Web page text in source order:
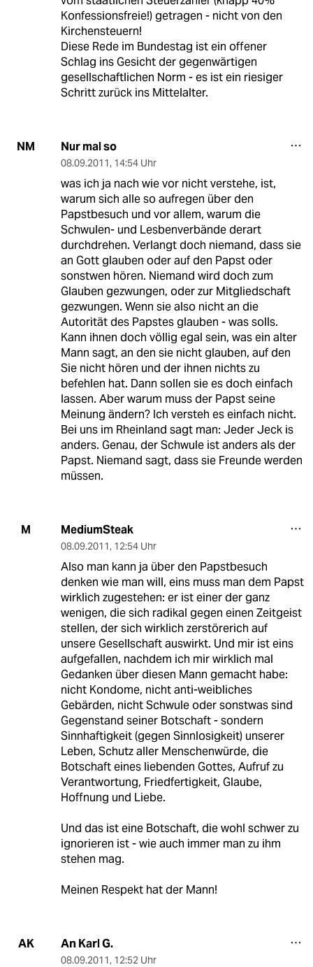
Konfessionsfreie!) getragen - nicht von den
Kirchensteuern!
Diese Rede im Bundestag ist ein offener
Schlag ins Gesicht der gegenwärtigen
gesellschaftlichen Norm - es ist ein riesiger
Schritt zurück ins Mittelalter.
NM Nur mal so
08.09.2011, 14:54 Uhr
was ich ja nach wie vor nicht verstehe, ist,
warum sich alle so aufregen über den
Papstbesuch und vor allem, warum die
Schwulen- und Lesbenverbände derart
durchdrehen. Verlangt doch niemand, dass sie
an Gott glauben oder auf den Papst oder
sonstwen hören. Niemand wird doch zum
Glauben gezwungen, oder zur Mitgliedschaft
gezwungen. Wenn sie also nicht an die
Autorität des Papstes glauben - was solls.
Kann ihnen doch völlig egal sein, was ein alter
Mann sagt, an den sie nicht glauben, auf den
Sie nicht hören und der ihnen nichts zu
befehlen hat. Dann sollen sie es doch einfach
lassen. Aber warum muss der Papst seine
Meinung ändern? Ich versteh es einfach nicht.
Bei uns im Rheinland sagt man: Jeder Jeck is
anders. Genau, der Schwule ist anders als der
Papst. Niemand sagt, dass sie Freunde werden
müssen.
M MediumSteak
08.09.2011, 12:54 Uhr
Also man kann ja über den Papstbesuch
denken wie man will, eins muss man dem Papst
wirklich zugestehen: er ist einer der ganz
wenigen, die sich radikal gegen einen Zeitgeist
stellen, der sich wirklich zerstörerich auf
unsere Gesellschaft auswirkt. Und mir ist eins
aufgefallen, nachdem ich mir wirklich mal
Gedanken über diesen Mann gemacht habe:
nicht Kondome, nicht anti-weibliches
Gebärden, nicht Schwule oder sonstwas sind
Gegenstand seiner Botschaft - sondern
Sinnhaftigkeit (gegen Sinnlosigkeit) unserer
Leben, Schutz aller Menschenwürde, die
Botschaft eines liebenden Gottes, Aufruf zu
Verantwortung, Friedfertigkeit, Glaube,
Hoffnung und Liebe.
Und das ist eine Botschaft, die wohl schwer zu
ignorieren ist - wie auch immer man zu ihm
stehen mag.
Meinen Respekt hat der Mann!
AK An Karl G.
08.09.2011, 12:52 Uhr